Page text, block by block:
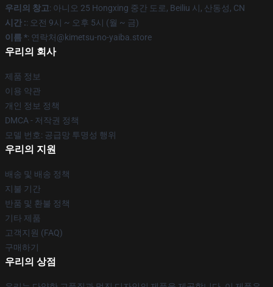
우리의 창고: 아니오 25 Hongxing 중간 도로, Beiliu 시, 산동성, CN
시간 :: 오전 9시 ~ 오후 5시 (월 ~ 금)
이름 *: 연락처@kimetsu-no-yaiba.store
우리의 회사
제품 정보
이용 약관
개인 정보 정책
DMCA - 저작권 정책
모델 번호: 공급망 투명성 행위
우리의 지원
배송 및 배송 정책
지불 기간
반품 및 환불 정책
기타 제품
고객지원 (FAQ)
구매하기
우리의 상점